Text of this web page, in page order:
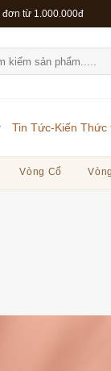
từ 1.000.000đ
Tin Tức-Kiến Thức
Vòng Cổ